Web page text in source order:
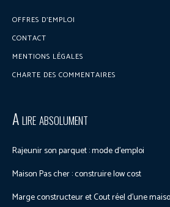
OFFRES D’EMPLOI
CONTACT
MENTIONS LÉGALES
CHARTE DES COMMENTAIRES
A lire absolument
Rajeunir son parquet : mode d’emploi
Maison Pas cher : construire low cost
Marge constructeur et Cout réel d’une